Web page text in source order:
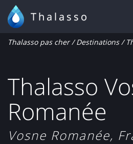
Thalasso
Thalasso
Romanée
Vosne Romanée,
Thalasso pas cher/Destinations/